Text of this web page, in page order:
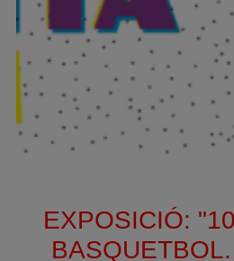
EXPOSICIÓ: